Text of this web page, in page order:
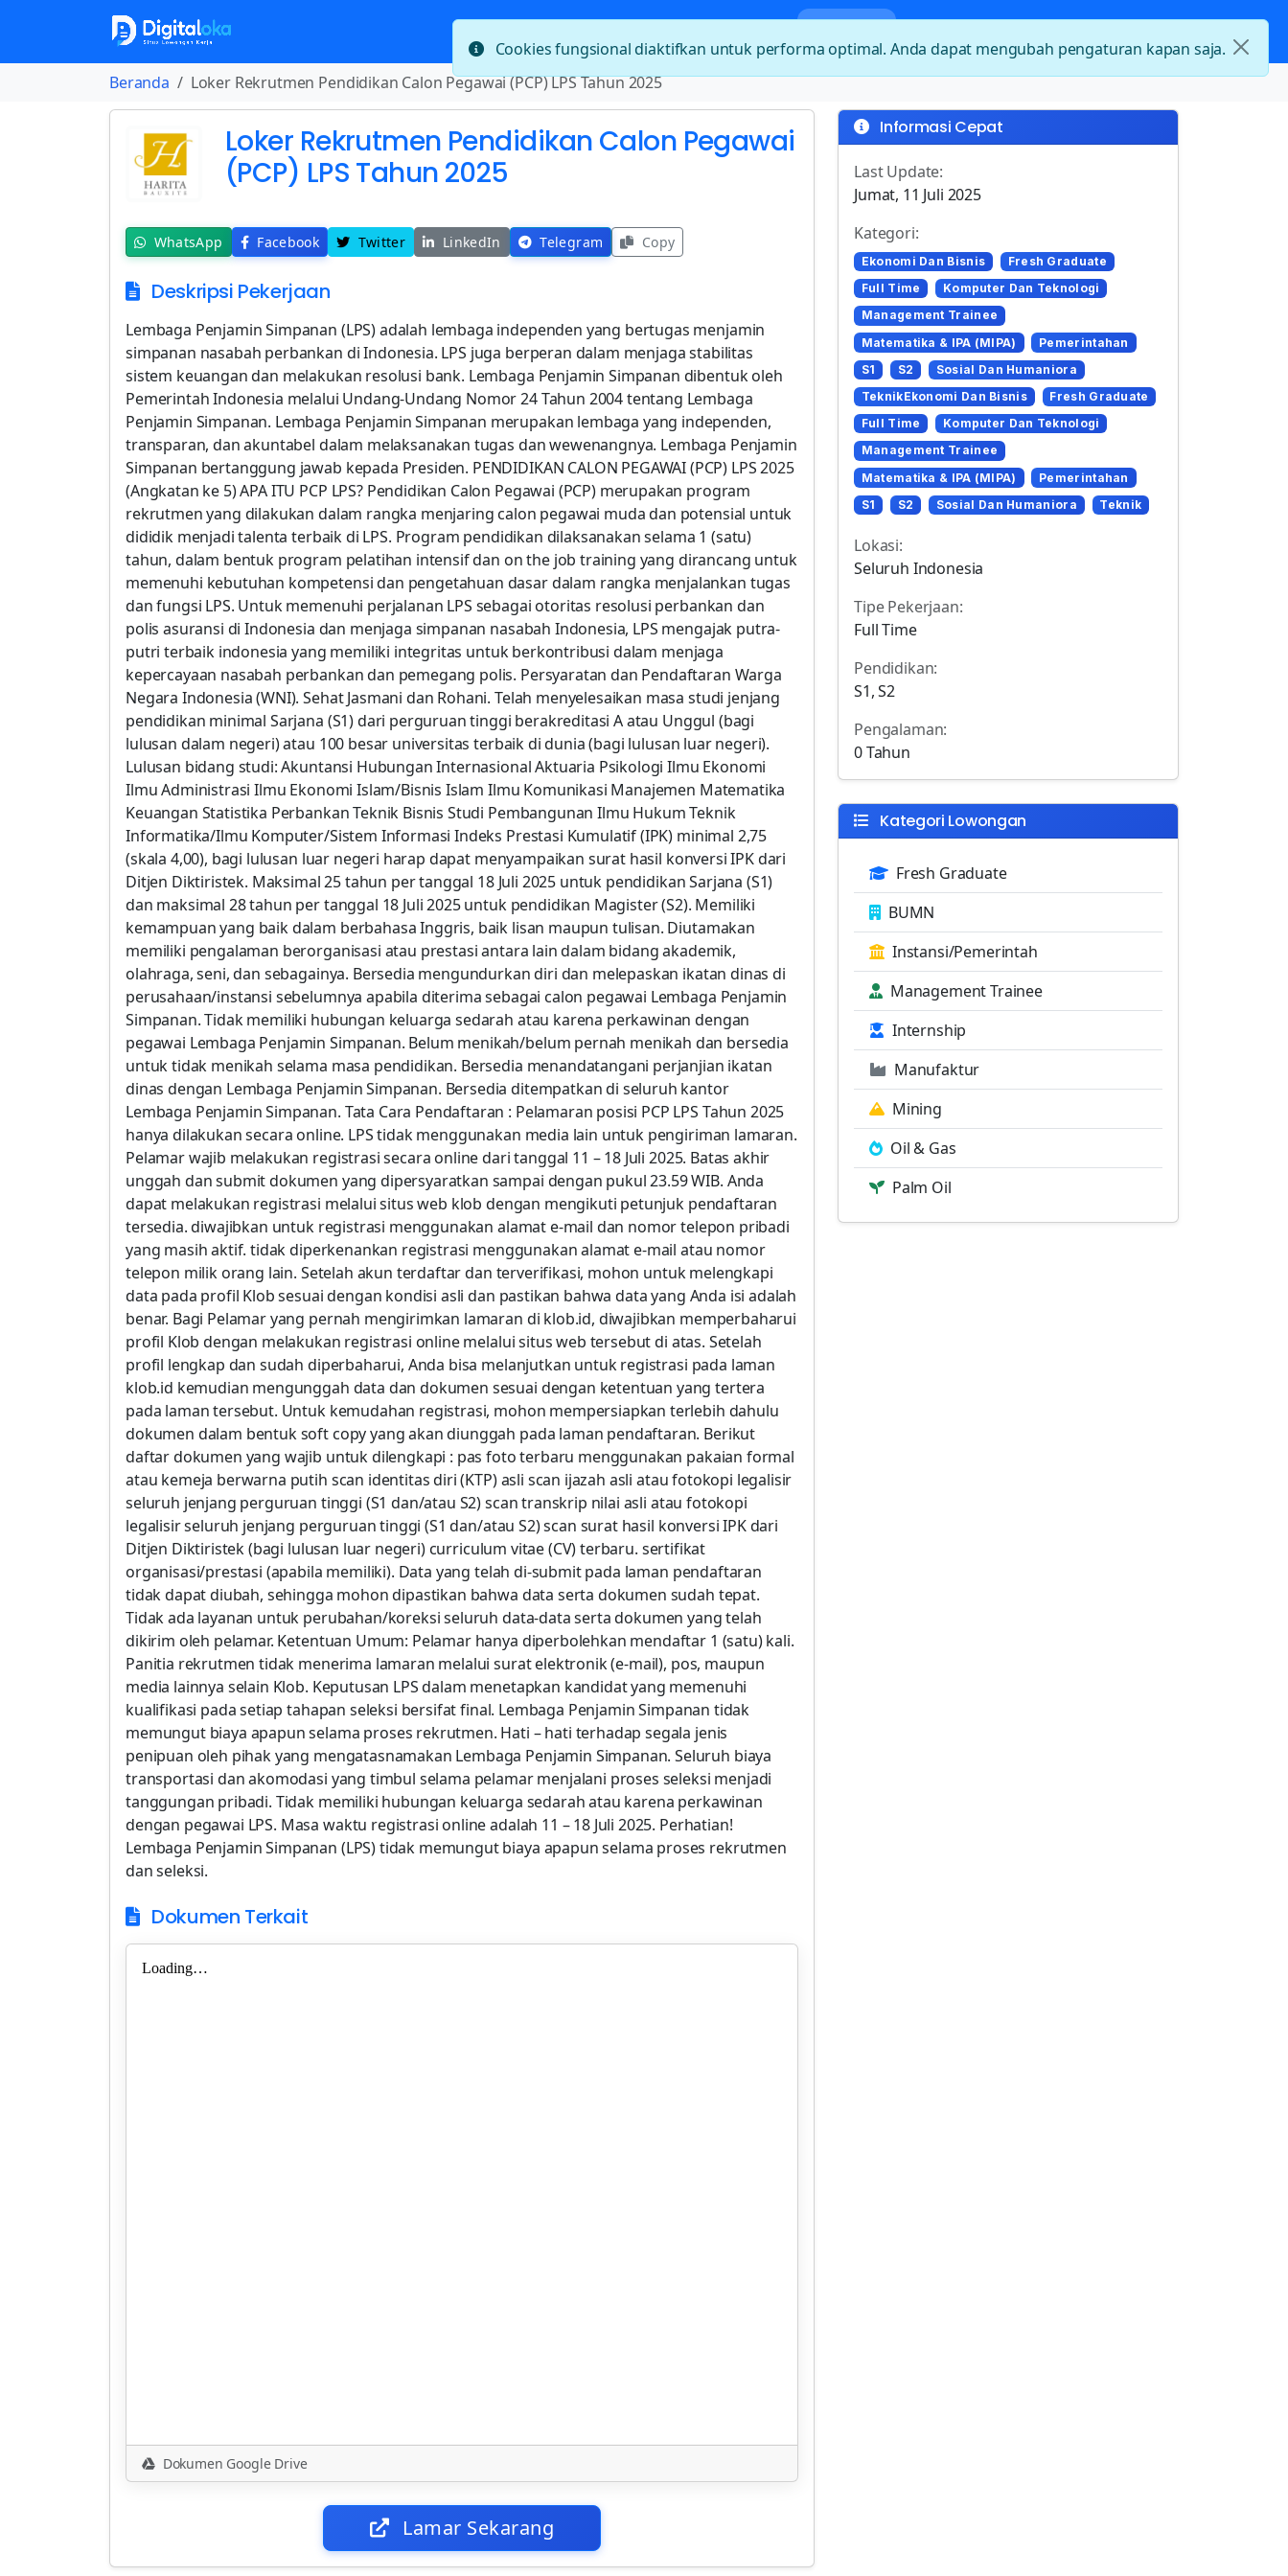
Beranda Loker Rekrutmen Pendidikan Calon Pegawai (PCP) LPS Tahun 2025
Loker Rekrutmen Pendidikan Calon Pegawai
(PCP) LPS Tahun 2025
WhatsApp Facebook Twitter LinkedIn Telegram Copy
Deskripsi Pekerjaan
Lembaga Penjamin Simpanan (LPS) adalah lembaga independen yang bertugas menjamin
simpanan nasabah perbankan di Indonesia. LPS juga berperan dalam menjaga stabilitas
sistem keuangan dan melakukan resolusi bank. Lembaga Penjamin Simpanan dibentuk oleh
Pemerintah Indonesia melalui Undang-Undang Nomor 24 Tahun 2004 tentang Lembaga
Penjamin Simpanan. Lembaga Penjamin Simpanan merupakan lembaga yang independen,
transparan, dan akuntabel dalam melaksanakan tugas dan wewenangnya. Lembaga Penjamin
Simpanan bertanggung jawab kepada Presiden. PENDIDIKAN CALON PEGAWAI (PCP) LPS 2025
(Angkatan ke 5) APA ITU PCP LPS? Pendidikan Calon Pegawai (PCP) merupakan program
rekrutmen yang dilakukan dalam rangka menjaring calon pegawai muda dan potensial untuk
dididik menjadi talenta terbaik di LPS. Program pendidikan dilaksanakan selama 1 (satu)
tahun, dalam bentuk program pelatihan intensif dan on the job training yang dirancang untuk
memenuhi kebutuhan kompetensi dan pengetahuan dasar dalam rangka menjalankan tugas
dan fungsi LPS. Untuk memenuhi perjalanan LPS sebagai otoritas resolusi perbankan dan
polis asuransi di Indonesia dan menjaga simpanan nasabah Indonesia, LPS mengajak putra-
putri terbaik indonesia yang memiliki integritas untuk berkontribusi dalam menjaga
kepercayaan nasabah perbankan dan pemegang polis. Persyaratan dan Pendaftaran Warga
Negara Indonesia (WNI). Sehat Jasmani dan Rohani. Telah menyelesaikan masa studi jenjang
pendidikan minimal Sarjana (S1) dari perguruan tinggi berakreditasi A atau Unggul (bagi
lulusan dalam negeri) atau 100 besar universitas terbaik di dunia (bagi lulusan luar negeri).
Lulusan bidang studi: Akuntansi Hubungan Internasional Aktuaria Psikologi Ilmu Ekonomi
Ilmu Administrasi Ilmu Ekonomi Islam/Bisnis Islam Ilmu Komunikasi Manajemen Matematika
Keuangan Statistika Perbankan Teknik Bisnis Studi Pembangunan Ilmu Hukum Teknik
Informatika/Ilmu Komputer/Sistem Informasi Indeks Prestasi Kumulatif (IPK) minimal 2,75
(skala 4,00), bagi lulusan luar negeri harap dapat menyampaikan surat hasil konversi IPK dari
Ditjen Diktiristek. Maksimal 25 tahun per tanggal 18 Juli 2025 untuk pendidikan Sarjana (S1)
dan maksimal 28 tahun per tanggal 18 Juli 2025 untuk pendidikan Magister (S2). Memiliki
kemampuan yang baik dalam berbahasa Inggris, baik lisan maupun tulisan. Diutamakan
memiliki pengalaman berorganisasi atau prestasi antara lain dalam bidang akademik,
olahraga, seni, dan sebagainya. Bersedia mengundurkan diri dan melepaskan ikatan dinas di
perusahaan/instansi sebelumnya apabila diterima sebagai calon pegawai Lembaga Penjamin
Simpanan. Tidak memiliki hubungan keluarga sedarah atau karena perkawinan dengan
pegawai Lembaga Penjamin Simpanan. Belum menikah/belum pernah menikah dan bersedia
untuk tidak menikah selama masa pendidikan. Bersedia menandatangani perjanjian ikatan
dinas dengan Lembaga Penjamin Simpanan. Bersedia ditempatkan di seluruh kantor
Lembaga Penjamin Simpanan. Tata Cara Pendaftaran : Pelamaran posisi PCP LPS Tahun 2025
hanya dilakukan secara online. LPS tidak menggunakan media lain untuk pengiriman lamaran.
Pelamar wajib melakukan registrasi secara online dari tanggal 11 – 18 Juli 2025. Batas akhir
unggah dan submit dokumen yang dipersyaratkan sampai dengan pukul 23.59 WIB. Anda
dapat melakukan registrasi melalui situs web klob dengan mengikuti petunjuk pendaftaran
tersedia. diwajibkan untuk registrasi menggunakan alamat e-mail dan nomor telepon pribadi
yang masih aktif. tidak diperkenankan registrasi menggunakan alamat e-mail atau nomor
telepon milik orang lain. Setelah akun terdaftar dan terverifikasi, mohon untuk melengkapi
data pada profil Klob sesuai dengan kondisi asli dan pastikan bahwa data yang Anda isi adalah
benar. Bagi Pelamar yang pernah mengirimkan lamaran di klob.id, diwajibkan memperbaharui
profil Klob dengan melakukan registrasi online melalui situs web tersebut di atas. Setelah
profil lengkap dan sudah diperbaharui, Anda bisa melanjutkan untuk registrasi pada laman
klob.id kemudian mengunggah data dan dokumen sesuai dengan ketentuan yang tertera
pada laman tersebut. Untuk kemudahan registrasi, mohon mempersiapkan terlebih dahulu
dokumen dalam bentuk soft copy yang akan diunggah pada laman pendaftaran. Berikut
daftar dokumen yang wajib untuk dilengkapi : pas foto terbaru menggunakan pakaian formal
atau kemeja berwarna putih scan identitas diri (KTP) asli scan ijazah asli atau fotokopi legalisir
seluruh jenjang perguruan tinggi (S1 dan/atau S2) scan transkrip nilai asli atau fotokopi
legalisir seluruh jenjang perguruan tinggi (S1 dan/atau S2) scan surat hasil konversi IPK dari
Ditjen Diktiristek (bagi lulusan luar negeri) curriculum vitae (CV) terbaru. sertifikat
organisasi/prestasi (apabila memiliki). Data yang telah di-submit pada laman pendaftaran
tidak dapat diubah, sehingga mohon dipastikan bahwa data serta dokumen sudah tepat.
Tidak ada layanan untuk perubahan/koreksi seluruh data-data serta dokumen yang telah
dikirim oleh pelamar. Ketentuan Umum: Pelamar hanya diperbolehkan mendaftar 1 (satu) kali.
Panitia rekrutmen tidak menerima lamaran melalui surat elektronik (e-mail), pos, maupun
media lainnya selain Klob. Keputusan LPS dalam menetapkan kandidat yang memenuhi
kualifikasi pada setiap tahapan seleksi bersifat final. Lembaga Penjamin Simpanan tidak
memungut biaya apapun selama proses rekrutmen. Hati – hati terhadap segala jenis
penipuan oleh pihak yang mengatasnamakan Lembaga Penjamin Simpanan. Seluruh biaya
transportasi dan akomodasi yang timbul selama pelamar menjalani proses seleksi menjadi
tanggungan pribadi. Tidak memiliki hubungan keluarga sedarah atau karena perkawinan
dengan pegawai LPS. Masa waktu registrasi online adalah 11 – 18 Juli 2025. Perhatian!
Lembaga Penjamin Simpanan (LPS) tidak memungut biaya apapun selama proses rekrutmen
dan seleksi.
Dokumen Terkait
Dokumen Google Drive
Lamar Sekarang
Informasi Cepat
Last Update:
Jumat, 11 Juli 2025
Kategori:
Ekonomi Dan Bisnis
Fresh Graduate
Full Time
Komputer Dan Teknologi
Management Trainee
Matematika & IPA (MIPA)
Pemerintahan
S1
S2
Sosial Dan Humaniora
TeknikEkonomi Dan Bisnis
Fresh Graduate
Full Time
Komputer Dan Teknologi
Management Trainee
Matematika & IPA (MIPA)
Pemerintahan
S1
S2 Sosial Dan Humaniora Teknik
Lokasi:
Seluruh Indonesia
Tipe Pekerjaan:
Full Time
Pendidikan:
S1, S2
Pengalaman:
0 Tahun
Kategori Lowongan
Fresh Graduate
BUMN
Instansi/Pemerintah
Management Trainee
Internship
Manufaktur
Mining
Oil & Gas
Palm Oil
Cookies fungsional diaktifkan untuk performa optimal. Anda dapat mengubah pengaturan kapan saja.